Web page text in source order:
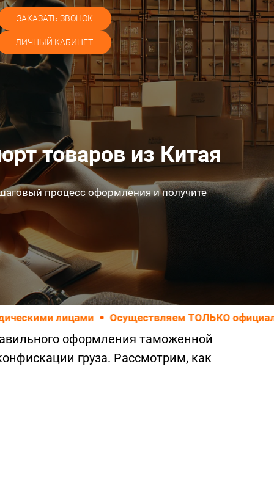
ЗАКАЗАТЬ ЗВОНОК
ЛИЧНЫЙ КАБИНЕТ
товаров из Китая
процесс оформления и получите
Осуществляем ТОЛЬКО официальные
оформления таможенной
груза. Рассмотрим, как